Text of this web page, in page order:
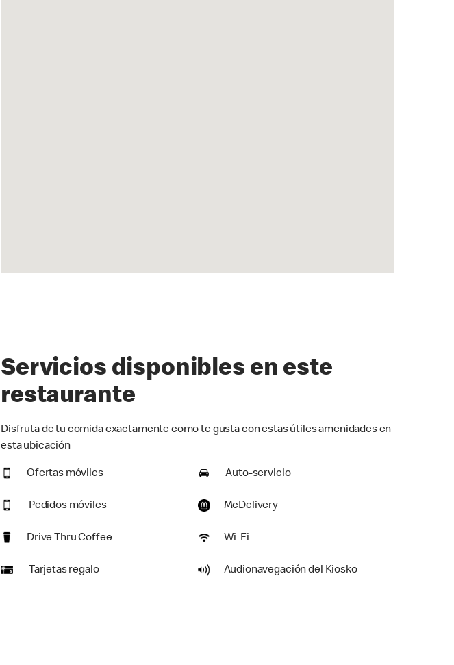
Servicios disponibles en este
restaurante
Disfruta de tu comida exactamente como te gusta con estas útiles amenidades en
esta ubicación
Ofertas móviles Auto-servicio
Pedidos móviles McDelivery
Drive Thru Coffee Wi-Fi
Tarjetas regalo Audionavegación del Kiosko